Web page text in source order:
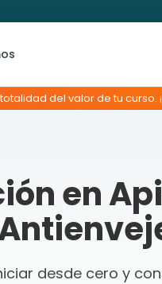
del valor de tu curso.
en
desde cero y